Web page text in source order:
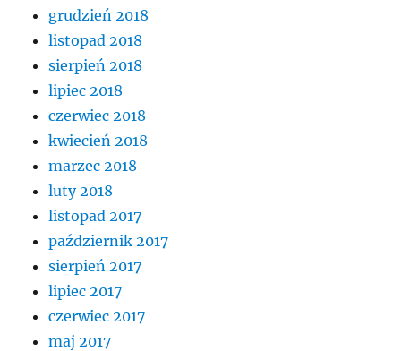
grudzień 2018
listopad 2018
sierpień 2018
lipiec 2018
czerwiec 2018
kwiecień 2018
marzec 2018
luty 2018
listopad 2017
październik 2017
sierpień 2017
lipiec 2017
czerwiec 2017
maj 2017